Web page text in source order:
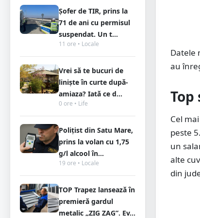
Șofer de TIR, prins la
71 de ani cu permisul
suspendat. Un t...
11 ore • Locale
Vrei să te bucuri de
liniște în curte după-
amiaza? Iată ce d...
0 ore • Life
Polițist din Satu Mare,
prins la volan cu 1,75
g/l alcool în...
19 ore • Locale
TOP Trapez lansează în
premieră gardul
metalic „ZIG ZAG”. Ev...
Datele
au
Cel
peste
un
alte
din